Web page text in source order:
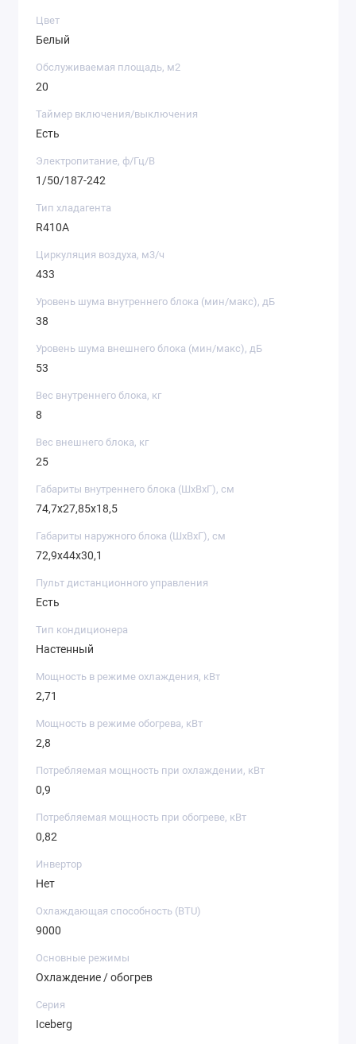
Цвет
Белый
Обслуживаемая площадь, м2
20
Таймер включения/выключения
Есть
Электропитание, ф/Гц/В
1/50/187-242
Тип хладагента
R410A
Циркуляция воздуха, м3/ч
433
Уровень шума внутреннего блока (мин/макс), дБ
38
Уровень шума внешнего блока (мин/макс), дБ
53
Вес внутреннего блока, кг
8
Вес внешнего блока, кг
25
Габариты внутреннего блока (ШxВxГ), см
74,7х27,85х18,5
Габариты наружного блока (ШxВxГ), см
72,9х44х30,1
Пульт дистанционного управления
Есть
Тип кондиционера
Настенный
Мощность в режиме охлаждения, кВт
2,71
Мощность в режиме обогрева, кВт
2,8
Потребляемая мощность при охлаждении, кВт
0,9
Потребляемая мощность при обогреве, кВт
0,82
Инвертор
Нет
Охлаждающая способность (BTU)
9000
Основные режимы
Охлаждение / обогрев
Серия
Iceberg